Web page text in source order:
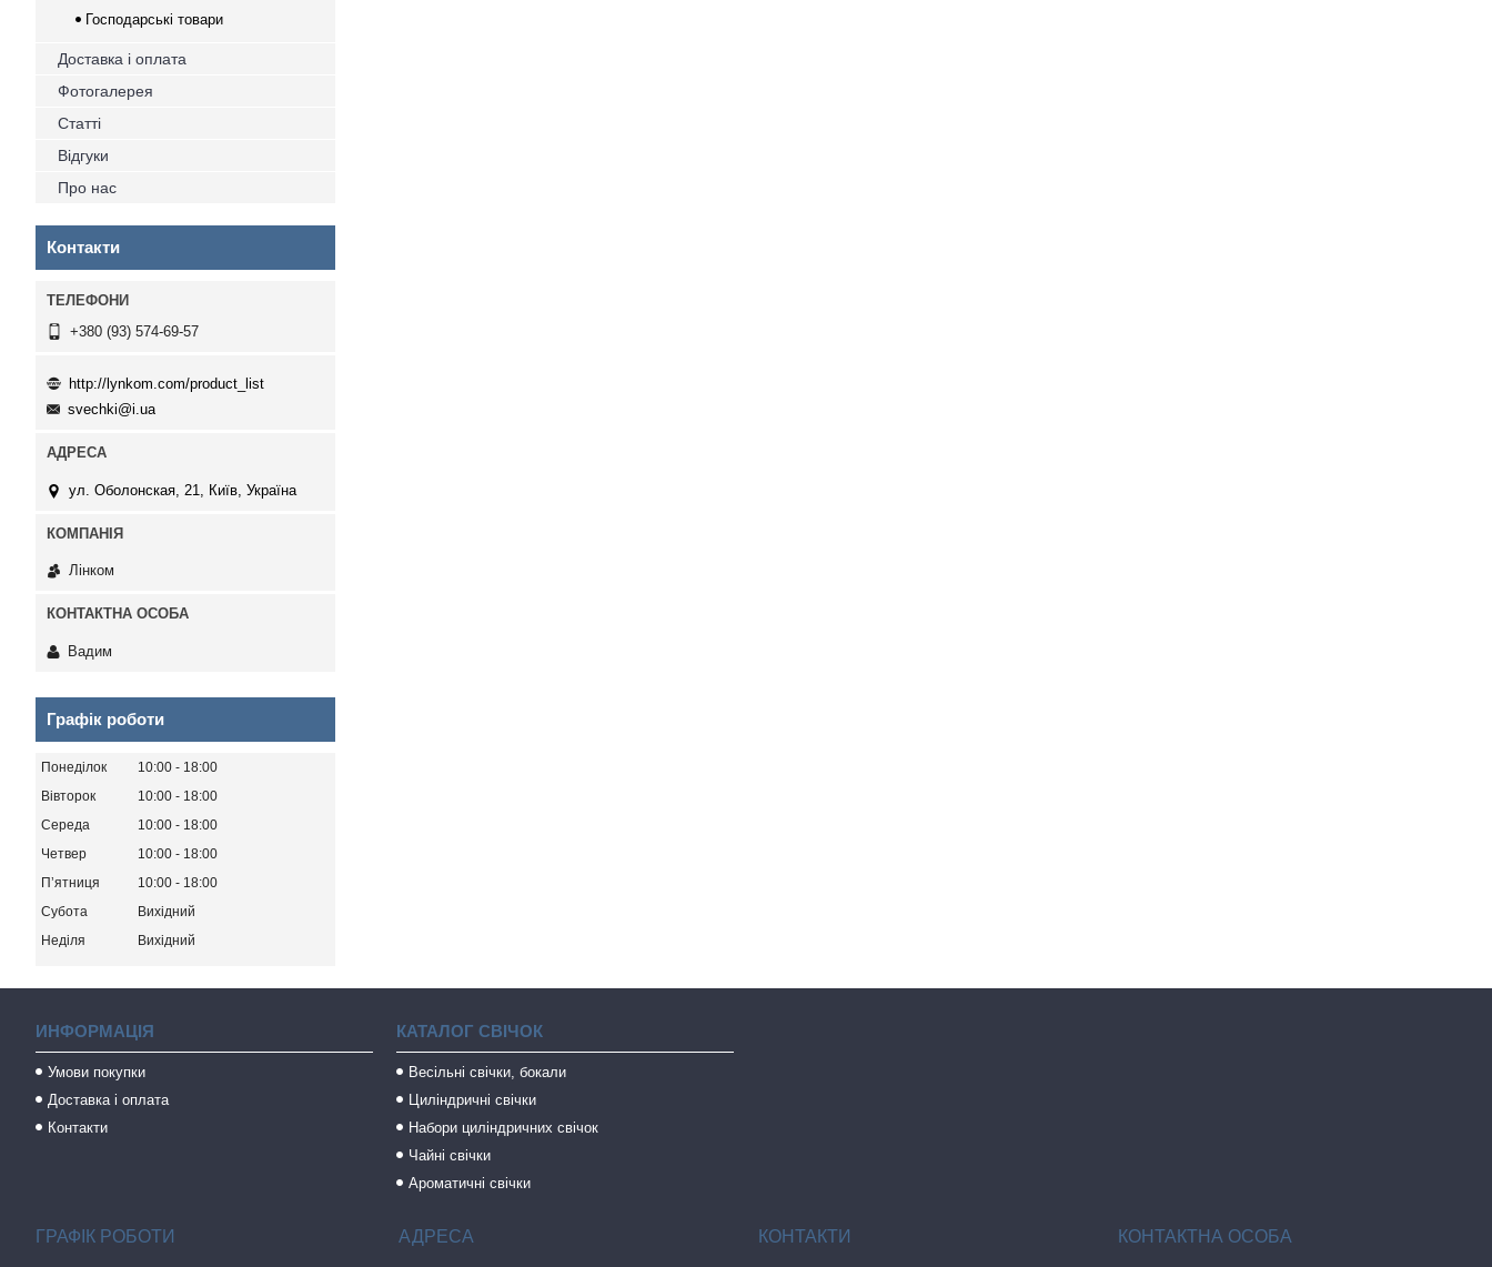
Господарські товари
Доставка і оплата
Фотогалерея
Статті
Відгуки
Про нас
Контакти
+380 (93) 574-69-57
http://lynkom.com/product_list
svechki@i.ua
ул. Оболонская, 21, Київ, Україна
Лінком
Вадим
Графік роботи
Понеділок 10:00
18:00
Вівторок
10:00
18:00
Середа
10:00
18:00
Четвер
10:00
18:00
Пʼятниця
10:00
18:00
Субота
Вихідний
Неділя
Вихідний
ИНФОРМАЦІЯ
Умови покупки
Доставка і оплата
Контакти
КАТАЛОГ СВІЧОК
Весільні свічки, бокали
Циліндричні свічки
Набори циліндричних свічок
Чайні свічки
Ароматичні свічки
ГРАФІК РОБОТИ